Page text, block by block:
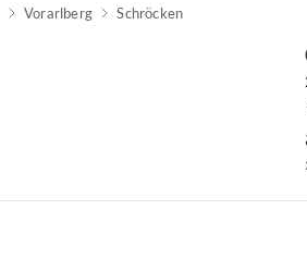
Vorarlberg Schröcken